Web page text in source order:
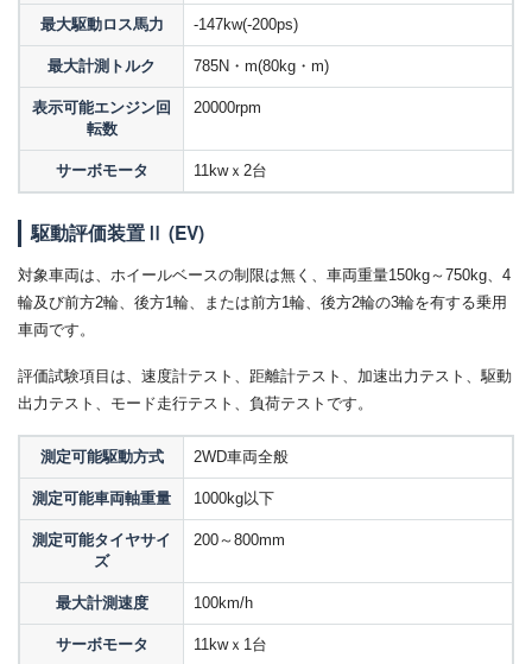
最大駆動ロス馬力 -147kw(-200ps)
最大計測トルク 785N・m(80kg・m)
表示可能エンジン回
転数
20000rpm
サーボモータ 11kwｘ2台
駆動評価装置Ⅱ (EV)
対象車両は、ホイールベースの制限は無く、車両重量150kg～750kg、4
輪及び前方2輪、後方1輪、または前方1輪、後方2輪の3輪を有する乗用
車両です。
評価試験項目は、速度計テスト、距離計テスト、加速出力テスト、駆動
出力テスト、モード走行テスト、負荷テストです。
測定可能駆動方式 2WD車両全般
測定可能車両軸重量 1000kg以下
測定可能タイヤサイ
ズ
200～800mm
最大計測速度 100km/h
サーボモータ 11kwｘ1台